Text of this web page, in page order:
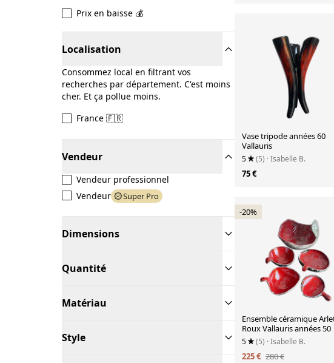
Prix en baisse 💰
Localisation
Consommez local en filtrant vos
recherches par département. C'est moins
cher. Et ça pollue moins.
France 🇫🇷
Vendeur
Vendeur professionnel
Vendeur
Super Pro
Dimensions
Quantité
Matériau
Style
Vase tripode années 60
Vallauris
5 (5) · Isabelle B.
75 €
-20%
Ensemble céramique
Roux Vallauris années 50
5 (5) · Isabelle B.
225 € 280 €